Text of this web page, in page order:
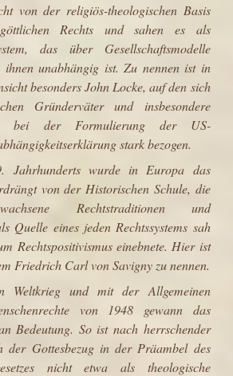
von der religiös-theologischen Basis
göttlichen Rechts und sahen es als
das über Gesellschaftsmodelle
ihnen unabhängig ist. Zu nennen ist in
besondersJohn Locke, auf den sich
Gründerväter und insbesondere
bei der Formulierung der US-
stark bezogen.
Jahrhundertswurde in Europa das
von der Historischen Schule, die
Rechtstraditionen und
Quelle eines jeden Rechtssystems sah
Rechtspositivismus einebnete. Hier ist
Friedrich Carl von Savigny zu nennen.
Weltkrieg und mit der Allgemeinen
von 1948 gewann das
Bedeutung. So ist nach herrschender
der Gottesbezugin der Präambeldes
nicht etwa als theologische